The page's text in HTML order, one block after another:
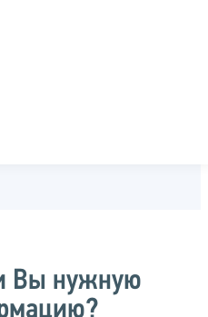
Вы нужную